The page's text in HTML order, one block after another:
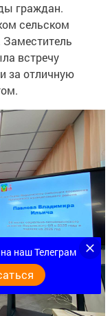
граждан.
сельском
встречу
за отличную
наш Телеграм